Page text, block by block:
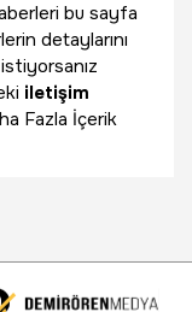
bu sayfa
detaylarını
iletişim
Fazla İçerik